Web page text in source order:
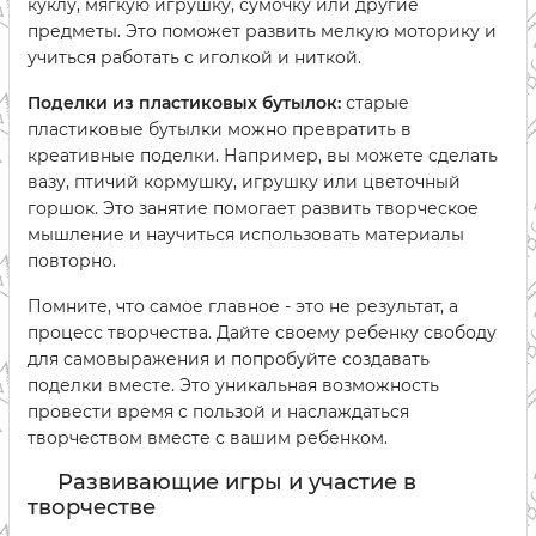
куклу, мягкую игрушку, сумочку или другие
предметы. Это поможет развить мелкую моторику и
учиться работать с иголкой и ниткой.
Поделки из пластиковых бутылок: старые
пластиковые бутылки можно превратить в
креативные поделки. Например, вы можете сделать
вазу, птичий кормушку, игрушку или цветочный
горшок. Это занятие помогает развить творческое
мышление и научиться использовать материалы
повторно.
Помните, что самое главное - это не результат, а
процесс творчества. Дайте своему ребенку свободу
для самовыражения и попробуйте создавать
поделки вместе. Это уникальная возможность
провести время с пользой и наслаждаться
творчеством вместе с вашим ребенком.
Развивающие игры и участие в
творчестве